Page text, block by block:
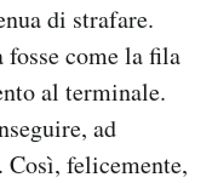
di strafare.
fosse come la fila
al terminale.
ad
Così, felicemente,